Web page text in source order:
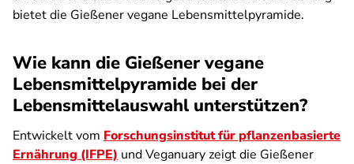
bietet die Gießener vegane Lebensmittelpyramide.
Wie kann die Gießener vegane
Lebensmittelpyramide bei der
Lebensmittelauswahl unterstützen?
Entwickelt vom Forschungsinstitut für pflanzenbasierte
Ernährung (IFPE) und Veganuary zeigt die Gießener